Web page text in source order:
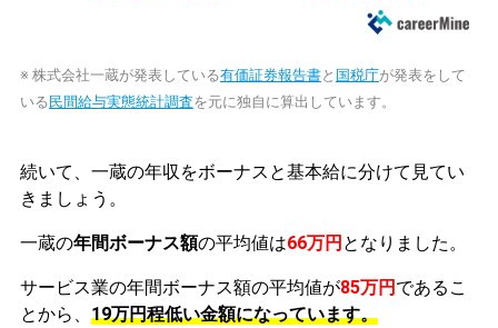
※ 株式会社一蔵が発表している有価証券報告書と 国税庁が発表をして
いる 民間給与実態統計調査を元に独自に算出しています。
続いて、一蔵の年収をボーナスと基本給に分けて見てい
きましょう。
一蔵の年間ボーナス額の平均値は66万円 となりました。
サービス業の年間ボーナス額の平均値が85万円 であるこ
とから、 19万円程低い金額になっています。